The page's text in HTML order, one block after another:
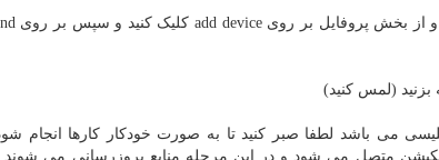
بزنید (لمس کنید)
انگلیسی می باشد لطفا صبر کنید تا به صورت خودکار کارها انجام
متصل می شود و در این مرحله منابع بروزرسانی می